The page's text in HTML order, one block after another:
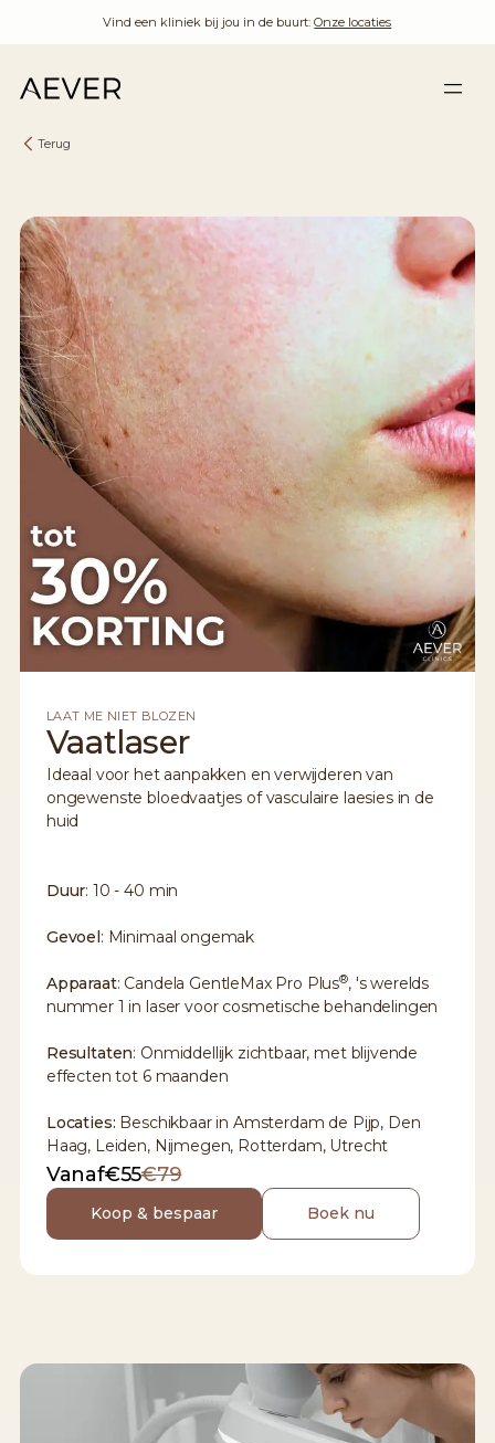
Vind een kliniek bij jou in de buurt:Onze locaties
Terug
LAAT ME NIET BLOZEN
Vaatlaser
Ideaal voor het aanpakken en verwijderen van
ongewenste bloedvaatjes of vasculaire laesies in de
huid
Duur: 10 - 40 min
Gevoel: Minimaal ongemak
Apparaat: Candela GentleMax Pro Plus®, 's werelds
nummer 1 in laser voor cosmetische behandelingen
Resultaten: Onmiddellijk zichtbaar, met blijvende
effecten tot 6 maanden
Locaties: Beschikbaar in Amsterdam de Pijp, Den
Haag, Leiden, Nijmegen, Rotterdam, Utrecht
Vanaf€55€79
Koop & bespaar Boek nu